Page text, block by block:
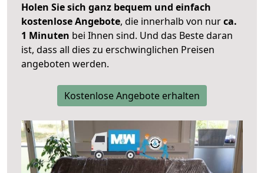
Holen Sie sich ganz bequem und einfach
kostenlose Angebote, die innerhalb von nurca.
1 Minuten bei Ihnen sind. Und das Beste daran
ist, dass all dies zu erschwinglichen Preisen
angeboten werden.
Kostenlose Angebote erhalten